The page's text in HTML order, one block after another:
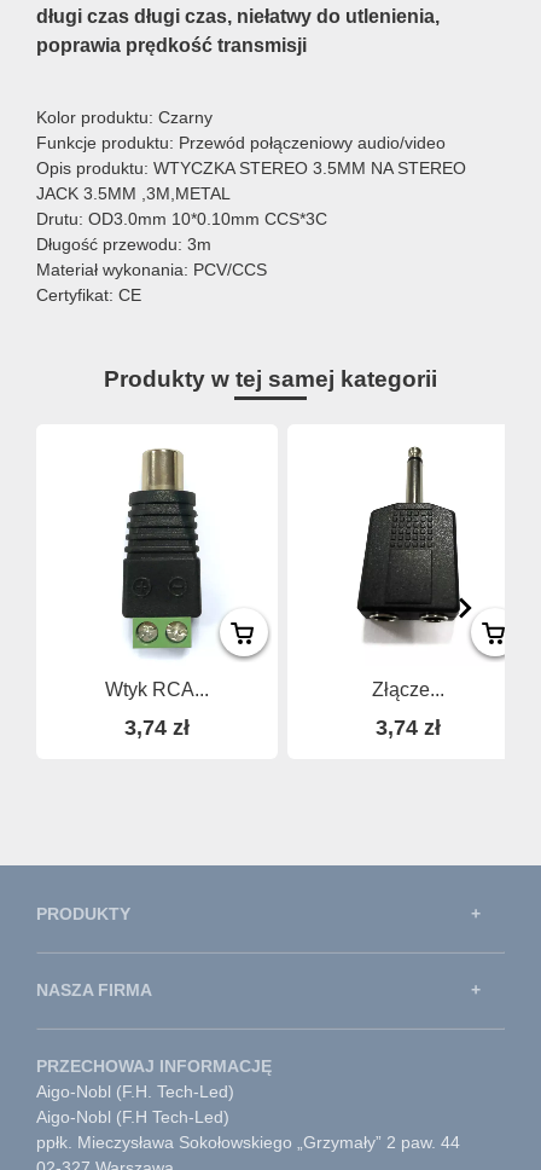
długi czas długi czas, niełatwy do utlenienia,
poprawia prędkość transmisji
Kolor produktu: Czarny
Funkcje produktu: Przewód połączeniowy audio/video
Opis produktu: WTYCZKA STEREO 3.5MM NA STEREO
JACK 3.5MM ,3M,METAL
Drutu: OD3.0mm 10*0.10mm CCS*3C
Długość przewodu: 3m
Materiał wykonania: PCV/CCS
Certyfikat: CE
Produkty w tej samej kategorii
Wtyk RCA...
3,74 zł
Złącze...
3,74 zł
PRODUKTY
NASZA FIRMA
PRZECHOWAJ INFORMACJĘ
Aigo-Nobl (F.H. Tech-Led)
Aigo-Nobl (F.H Tech-Led)
ppłk. Mieczysława Sokołowskiego „Grzymały” 2 paw. 44